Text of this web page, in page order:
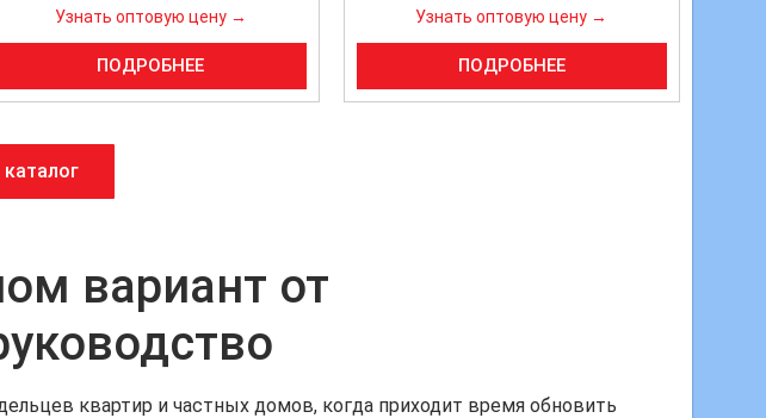
Узнать оптовую цену →
ПОДРОБНЕЕ
Узнать оптовую цену →
ПОДРОБНЕЕ
вариант от
квартир и частных домов, когда приходит время обновить